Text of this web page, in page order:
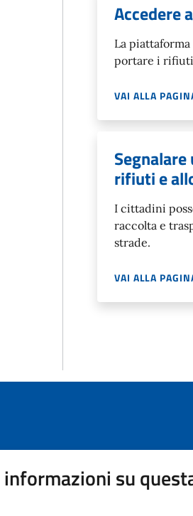
Accedere
La
portare i
VAI ALLA
rifiuti e
I cittadini
raccolta e
strade.
VAI ALLA
su